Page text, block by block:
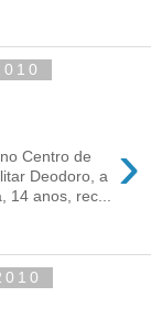
›
Centro de
Deodoro, a
14 anos, rec...